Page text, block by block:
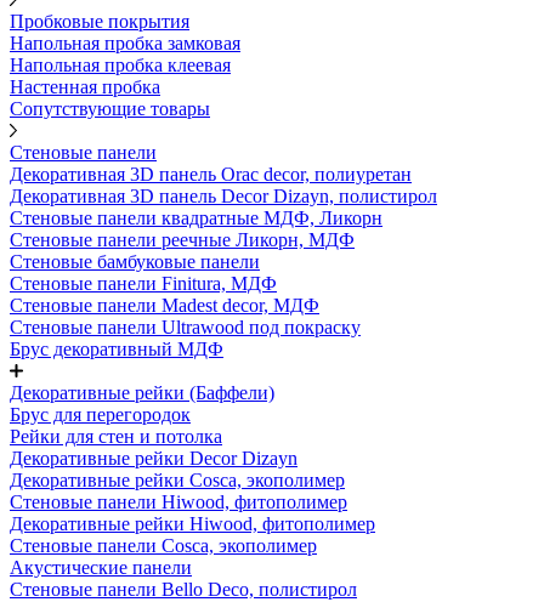
Пробковые покрытия
Напольная пробка замковая
Напольная пробка клеевая
Настенная пробка
Сопутствующие товары
Стеновые панели
Декоративная 3D панель Orac decor, полиуретан
Декоративная 3D панель Decor Dizayn, полистирол
Стеновые панели квадратные МДФ, Ликорн
Стеновые панели реечные Ликорн, МДФ
Стеновые бамбуковые панели
Стеновые панели Finitura, МДФ
Стеновые панели Madest decor, МДФ
Стеновые панели Ultrawood под покраску
Брус декоративный МДФ
Декоративные рейки (Баффели)
Брус для перегородок
Рейки для стен и потолка
Декоративные рейки Decor Dizayn
Декоративные рейки Cosca, экополимер
Стеновые панели Hiwood, фитополимер
Декоративные рейки Hiwood, фитополимер
Стеновые панели Cosca, экополимер
Акустические панели
Стеновые панели Bello Deco, полистирол